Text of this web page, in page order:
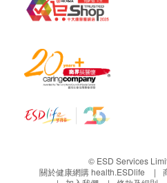
白血球
平均紅血球體積
平均紅血球血紅素
平均紅血球血紅素濃度
報告
另外收取$330解析報告費。
作銷毀處理及不會存底，
複印本，請客人前往仁
理，本院將按不同醫療
如個別人士有特別醫療
DEXA骨質密度檢查適
除外)
© ESD Services
關於健康網購 health.ESDlife